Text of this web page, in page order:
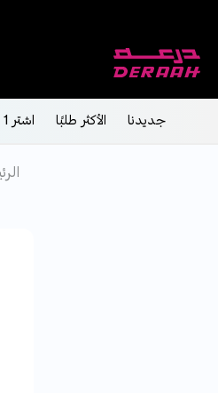
جديدنا الأكثر طلبًا اشتر 1 واحصل على 3 مجانا